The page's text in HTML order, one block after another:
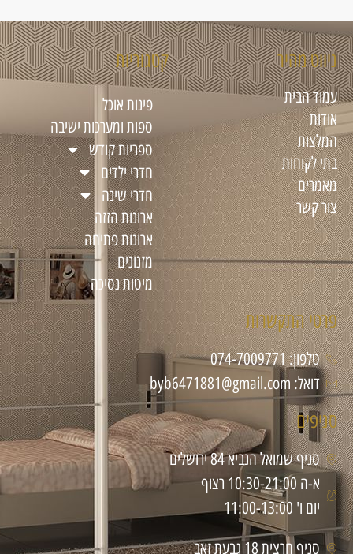
ניווט מהיר
עמוד הבית
אודות
המלצות
בתי לקוחות
מאמרים
צור קשר
קטגוריות
פינות אוכל
ספות ומערכות ישיבה
ספריות קודש
חדרי ילדים
חדרי שינה
ארונות הזזה
ארונות פתיחה
מזנונים
מיטות נסיכה
פרטי התקשרות
טלפון: 074-7009771
דואל: byb6471881@gmail.com
סניפים
סניף שמואל הנביא 84 ירושלים
א-ה 10:30-21:00 רצוף
יום ו' 11:00-13:00
סניף חרצית 18 גבעת זאב